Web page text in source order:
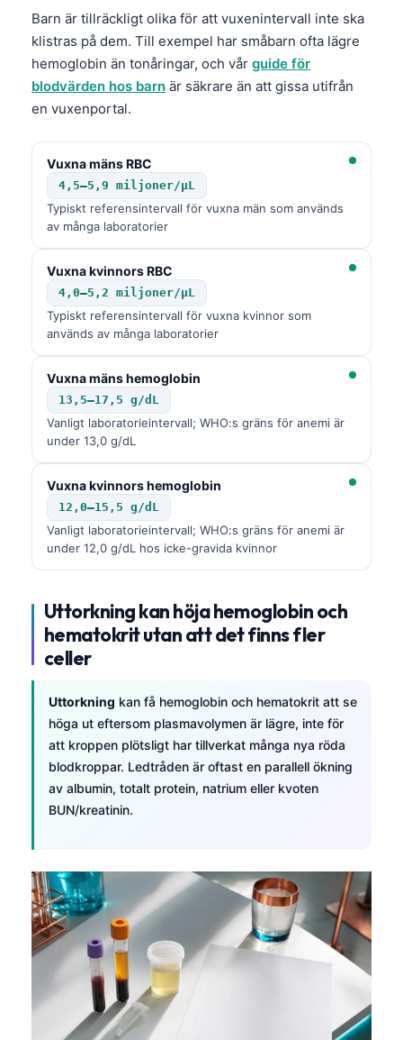
Barn är tillräckligt olika för att vuxenintervall inte ska
klistras på dem. Till exempel har småbarn ofta lägre
hemoglobin än tonåringar, och vår guide för
blodvärden hos barn är säkrare än att gissa utifrån
en vuxenportal.
Vuxna mäns RBC
4,5–5,9 miljoner/µL
Typiskt referensintervall för vuxna män som används
av många laboratorier
Vuxna kvinnors RBC
4,0–5,2 miljoner/µL
Typiskt referensintervall för vuxna kvinnor som
används av många laboratorier
Vuxna mäns hemoglobin
13,5–17,5 g/dL
Vanligt laboratorieintervall; WHO:s gräns för anemi är
under 13,0 g/dL
Vuxna kvinnors hemoglobin
12,0–15,5 g/dL
Vanligt laboratorieintervall; WHO:s gräns för anemi är
under 12,0 g/dL hos icke-gravida kvinnor
Uttorkning kan höja hemoglobin och
hematokrit utan att det finns fler
celler
Uttorkning kan få hemoglobin och hematokrit att se
höga ut eftersom plasmavolymen är lägre, inte för
att kroppen plötsligt har tillverkat många nya röda
blodkroppar. Ledtråden är oftast en parallell ökning
av albumin, totalt protein, natrium eller kvoten
BUN/kreatinin.